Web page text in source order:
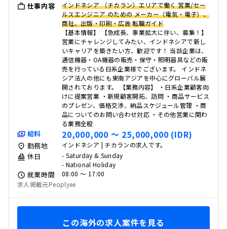
仕事内容
インドネシア （チカラン）エリアで働く 営業/セー
ルスエンジニア のための メーカー（電気・電子）、
商社、出版・印刷・広告 転職ガイド
【基本情報】 【急成長、事業拡大に伴い、募集！】
営業にチャレンジしてみたい、インドネシアで新し
いキャリアを築きたい方、歓迎です！ 当該企業は、
通信機器・OA機器の販売・保守・照明器具などの販
売を行っている日系企業様でございます。 インドネ
シア法人の他にも東南アジアを中心にグローバル展
開されております。 【業務内容】 ・日系企業顧客向
けに提案営業 ・新規顧客開拓、訪問 ・商品サービス
のプレゼン、価格交渉、納品スケジュール管理 ・商
品についてのお問い合わせ対応 ・その他営業に関わ
る業務全般
給料 20,000,000 〜 25,000,000 (IDR)
勤務地 インドネシア | チカランの求人です。
休日
- Saturday & Sunday
- National Holiday
就業時間
08:00 〜 17:00
求人掲載元Peoplyee
この海外の求人案件を見る